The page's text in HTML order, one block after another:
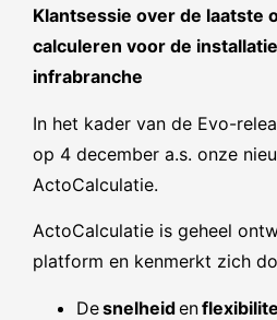
Klantsessie over de laatste
calculeren voor de
infrabranche
In het kader van de Evo-
op 4 december a.s. onze
ActoCalculatie.
ActoCalculatie is geheel
platform en kenmerkt zich
Desnelheiden